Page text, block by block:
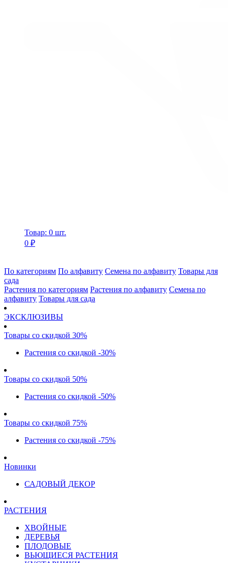
Товар: 0 шт.
0 ₽
По категориям По алфавиту Семена по алфавиту Товары для
сада
Растения по категориям Растения по алфавиту Семена по
алфавиту Товары для сада
ЭКСКЛЮЗИВЫ
Товары со скидкой 30%
Растения со скидкой -30%
Товары со скидкой 50%
Растения со скидкой -50%
Товары со скидкой 75%
Растения со скидкой -75%
Новинки
САДОВЫЙ ДЕКОР
РАСТЕНИЯ
ХВОЙНЫЕ
ДЕРЕВЬЯ
ПЛОДОВЫЕ
ВЬЮЩИЕСЯ РАСТЕНИЯ